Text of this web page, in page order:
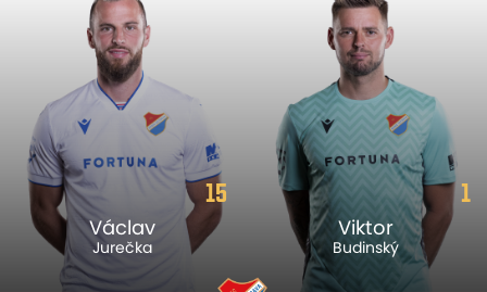
15
Václav
Jurečka
1
Viktor
Budinský